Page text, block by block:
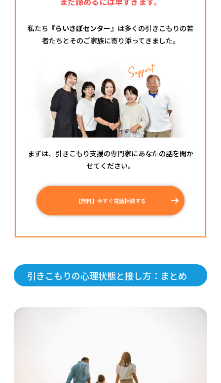
私たち 『らいさぽセンター』 は多くの引きこもりの若
者たちとそのご家族に寄り添ってきました。
まずは、引きこもり支援の専門家にあなたの話を聞か
せてください。
【無料】今すぐ電話相談する
引きこもりの心理状態と接し方：まとめ